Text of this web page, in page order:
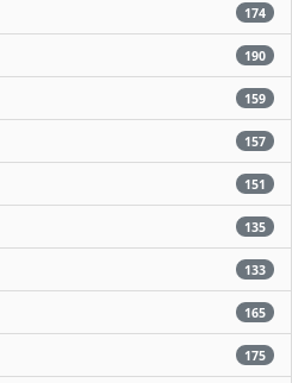
174
190
159
157
151
135
133
165
175